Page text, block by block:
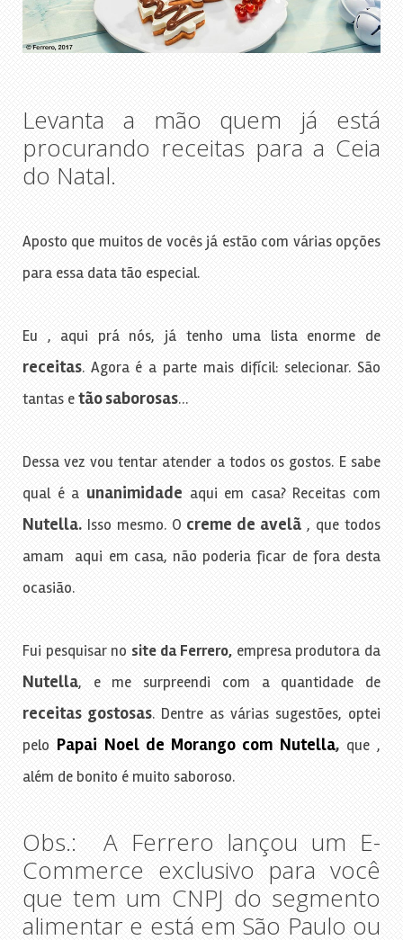
Levanta a mão quem já está
procurando receitas para a Ceia
do Natal.
Aposto que muitos de vocês já estão com várias opções
para essa data tão especial.
Eu , aqui prá nós, já tenho uma lista enorme de
receitas. Agora é a parte mais difícil: selecionar. São
tantas etão saborosas…
Dessa vez vou tentar atender a todos os gostos. E sabe
qual é a unanimidade aqui em casa? Receitas com
Nutella.Isso mesmo. O creme de avelã , que todos
amam aqui em casa, não poderia ficar de fora desta
ocasião.
Fui pesquisar nosite da Ferrero,empresa produtora da
Nutella, e me surpreendi com a quantidade de
receitas gostosas. Dentre as várias sugestões, optei
pelo Papai Noel de Morango com Nutella,que ,
além de bonito é muito saboroso.
Obs.: A Ferrero lançou um E-
Commerce exclusivo para você
que tem um CNPJ do segmento
alimentar e está em São Paulo ou